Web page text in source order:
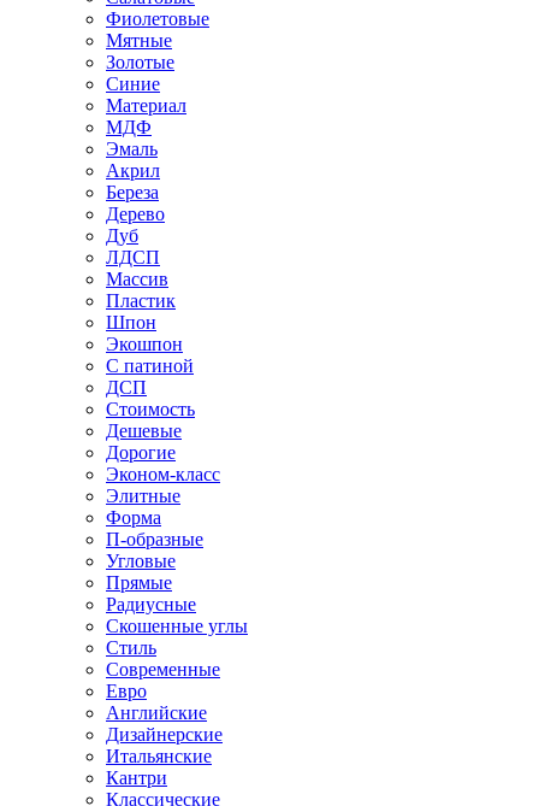
Фиолетовые
Мятные
Золотые
Синие
Материал
МДФ
Эмаль
Акрил
Береза
Дерево
Дуб
ЛДСП
Массив
Пластик
Шпон
Экошпон
С патиной
ДСП
Стоимость
Дешевые
Дорогие
Эконом-класс
Элитные
Форма
П-образные
Угловые
Прямые
Радиусные
Скошенные углы
Стиль
Современные
Евро
Английские
Дизайнерские
Итальянские
Кантри
Классические